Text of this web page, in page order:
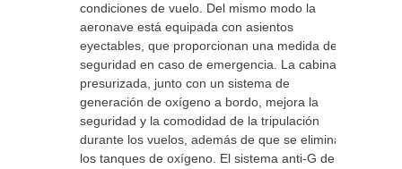
condiciones de vuelo. Del mismo modo la
aeronave está equipada con asientos
eyectables, que proporcionan una medida de
seguridad en caso de emergencia. La cabina
presurizada, junto con un sistema de
generación de oxígeno a bordo, mejora la
seguridad y la comodidad de la tripulación
durante los vuelos, además de que se eliminan
los tanques de oxígeno. El sistema anti-G de la